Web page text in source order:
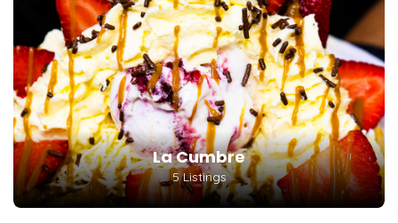
La Cumbre
5 Listings